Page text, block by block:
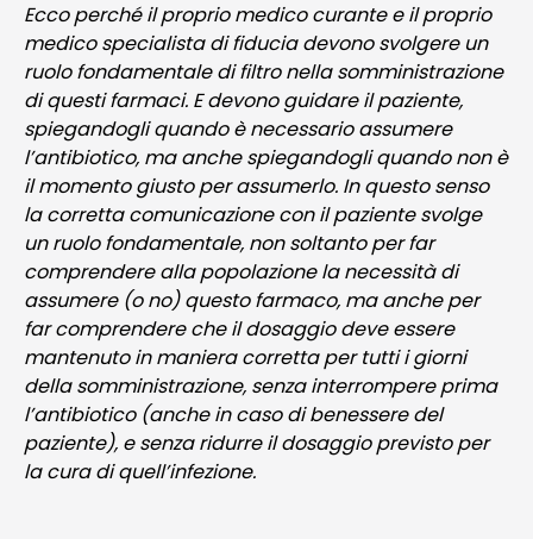
Ecco perché il proprio medico curante e il proprio
medico specialista di fiducia devono svolgere un
ruolo fondamentale di filtro nella somministrazione
di questi farmaci. E devono guidare il paziente,
spiegandogli quando è necessario assumere
l’antibiotico, ma anche spiegandogli quando non è
il momento giusto per assumerlo. In questo senso
la corretta comunicazione con il paziente svolge
un ruolo fondamentale, non soltanto per far
comprendere alla popolazione la necessità di
assumere (o no) questo farmaco, ma anche per
far comprendere che il dosaggio deve essere
mantenuto in maniera corretta per tutti i giorni
della somministrazione, senza interrompere prima
l’antibiotico (anche in caso di benessere del
paziente), e senza ridurre il dosaggio previsto per
la cura di quell’infezione.